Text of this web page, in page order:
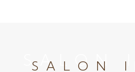
SALON
SALON